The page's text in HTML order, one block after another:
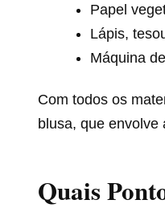
Papel
Lápis,
Máquina
Com todos os
blusa, que
Quais